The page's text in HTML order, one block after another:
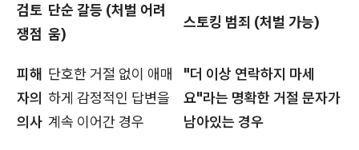
검토
쟁점
단순 갈등 (처벌 어려
움)
스토킹 범죄 (처벌 가능)
피해
자의
의사
단호한 거절 없이 애매
하게 감정적인 답변을
계속 이어간 경우
"더 이상 연락하지 마세
요"라는 명확한 거절 문자가
남아있는 경우